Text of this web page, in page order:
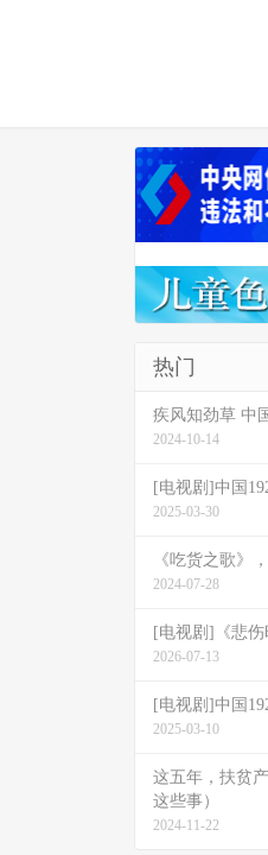
热门
疾风知劲草 中
2024-10-14
[电视剧]中国
2025-03-30
《吃货之歌》
2024-07-28
[电视剧]《悲伤
2026-07-13
[电视剧]中国
2025-03-10
这五年，扶贫
这些事）
2024-11-22